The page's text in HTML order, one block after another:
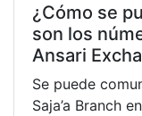
¿Cómo se
son los
Ansari
Se puede
Saja’a Branch